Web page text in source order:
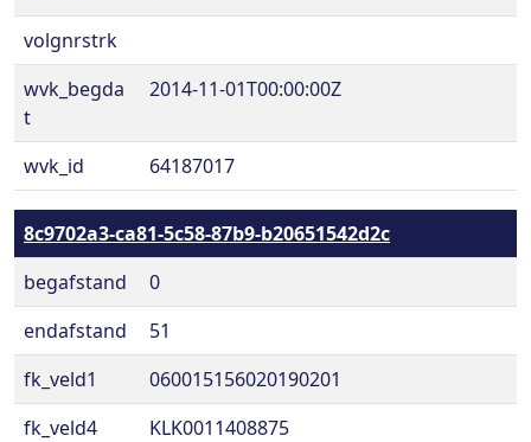
volgnrstrk
wvk_begda
t
2014-11-01T00:00:00Z
wvk_id 64187017
8c9702a3-ca81-5c58-87b9-b20651542d2c
begafstand
0
endafstand
51
fk_veld1
060015156020190201
fk_veld4
KLK0011408875